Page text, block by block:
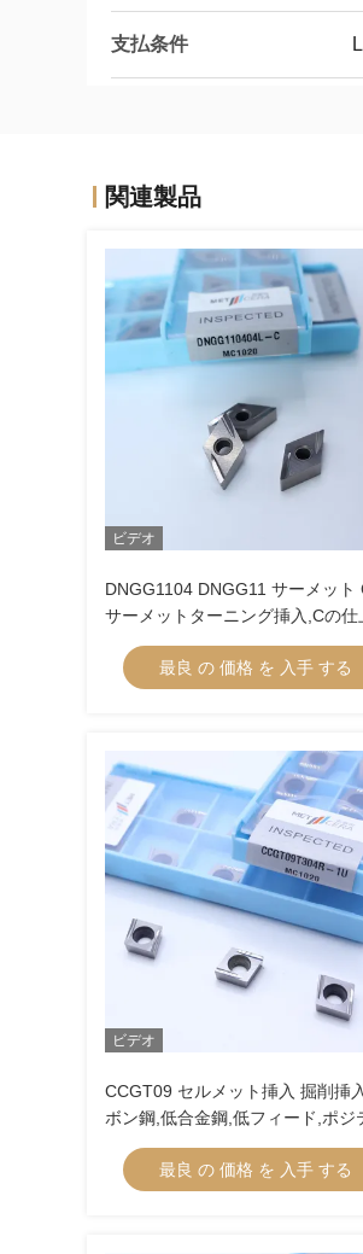
支払条件
関連製品
ビデオ
DNGG1104 DNGG11 サーメット
サーメットターニング挿入,Cの仕
挿入 仕上げチップブレーカー
最良 の 価格 を 入手 する
ビデオ
CCGT09 セルメット挿入 掘削挿
ボン鋼,低合金鋼,低フィード,ポジ
挿入 切断のための内部ターニング
CCGT09T304R-1U
最良 の 価格 を 入手 する